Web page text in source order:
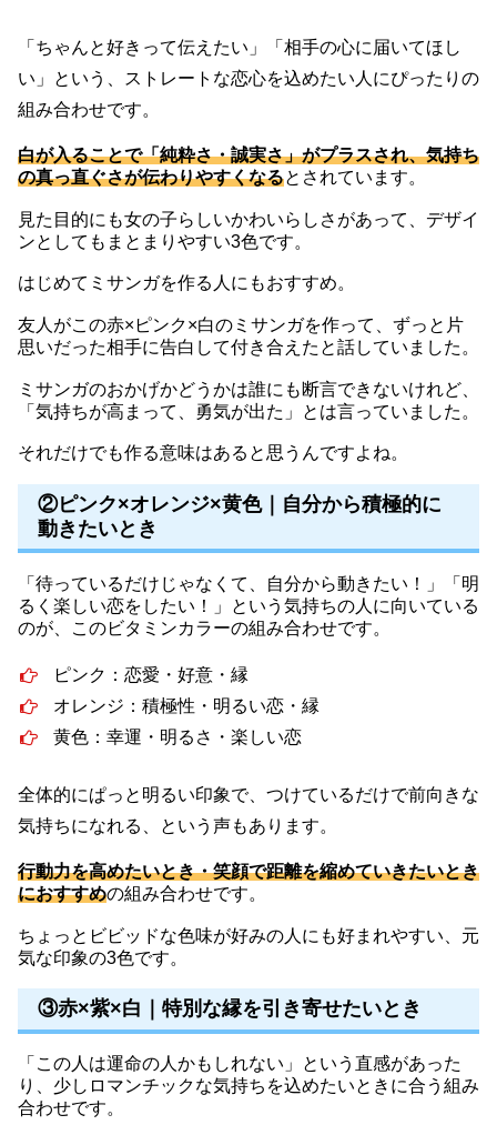
「ちゃんと好きって伝えたい」「相手の心に届いてほし
い」という、ストレートな恋心を込めたい人にぴったりの
組み合わせです。
白が入ることで「純粋さ・誠実さ」がプラスされ、気持ち
の真っ直ぐさが伝わりやすくなるとされています。
見た目的にも女の子らしいかわいらしさがあって、デザイ
ンとしてもまとまりやすい3色です。
はじめてミサンガを作る人にもおすすめ。
友人がこの赤×ピンク×白のミサンガを作って、ずっと片
思いだった相手に告白して付き合えたと話していました。
ミサンガのおかげかどうかは誰にも断言できないけれど、
「気持ちが高まって、勇気が出た」とは言っていました。
それだけでも作る意味はあると思うんですよね。
②ピンク×オレンジ×黄色｜自分から積極的に
動きたいとき
「待っているだけじゃなくて、自分から動きたい！」「明
るく楽しい恋をしたい！」という気持ちの人に向いている
のが、このビタミンカラーの組み合わせです。
ピンク：恋愛・好意・縁
オレンジ：積極性・明るい恋・縁
黄色：幸運・明るさ・楽しい恋
全体的にぱっと明るい印象で、つけているだけで前向きな
気持ちになれる、という声もあります。
行動力を高めたいとき・笑顔で距離を縮めていきたいとき
におすすめの組み合わせです。
ちょっとビビッドな色味が好みの人にも好まれやすい、元
気な印象の3色です。
③赤×紫×白｜特別な縁を引き寄せたいとき
「この人は運命の人かもしれない」という直感があった
り、少しロマンチックな気持ちを込めたいときに合う組み
合わせです。